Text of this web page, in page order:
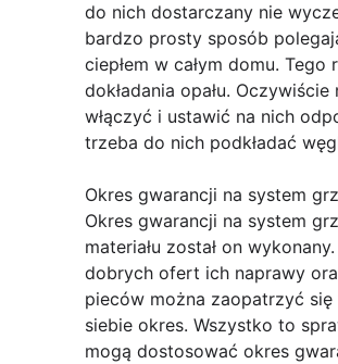
do nich dostarczany nie
bardzo prosty sposób
ciepłem w całym domu.
dokładania opału.
włączyć i ustawić na nich
trzeba do nich podkładać
Okres gwarancji na system
Okres gwarancji na system
materiału został on
dobrych ofert ich naprawy
pieców można zaopatrzyć
siebie okres. Wszystko to
mogą dostosować okres